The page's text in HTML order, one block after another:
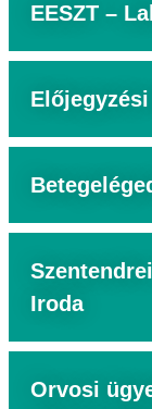
EESZT –
Iroda
Orvosi